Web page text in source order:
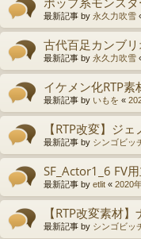
最新記事 by 永久力吹雪
古代百足カンブリ
最新記事 by 永久力吹雪
イケメン化RTP素
最新記事 by いもを «
【RTP改変】ジ
最新記事 by シンゴビッ
SF_Actor1_6 FV
最新記事 by etlit « 2020
【RTP改変素材
最新記事 by シンゴビッ